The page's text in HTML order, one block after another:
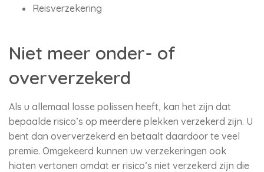
Reisverzekering
Niet meer onder- of
oververzekerd
Als u allemaal losse polissen heeft, kan het zijn dat
bepaalde risico’s op meerdere plekken verzekerd zijn. U
bent dan oververzekerd en betaalt daardoor te veel
premie. Omgekeerd kunnen uw verzekeringen ook
hiaten vertonen omdat er risico’s niet verzekerd zijn die